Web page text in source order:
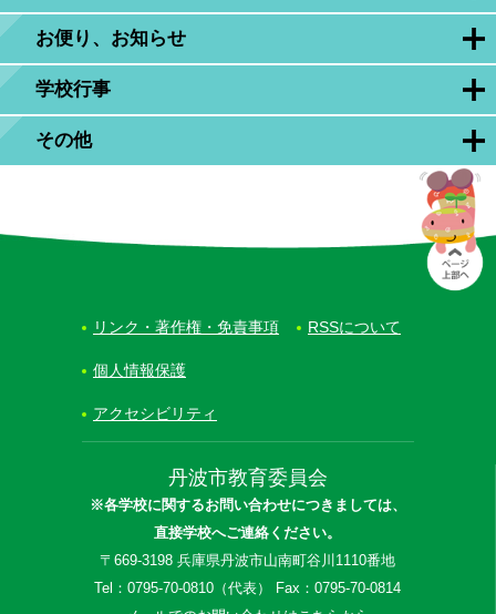
お便り、お知らせ
学校行事
その他
丹波市教育委員会
※各学校に関するお問い合わせにつきましては、
直接学校へご連絡ください。
〒669-3198 兵庫県丹波市山南町谷川1110番地
Tel：0795-70-0810（代表） Fax：0795-70-0814
リンク・著作権・免責事項 RSSについて
個人情報保護
アクセシビリティ